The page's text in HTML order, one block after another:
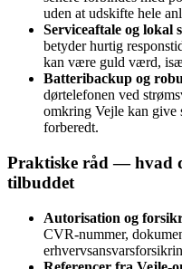
uden at udskifte hele
Serviceaftale og lokal
betyder hurtig
kan være guld værd,
Batteribackup og
dørtelefonen ved
omkring Vejle kan
forberedt.
Praktiske råd — hvad
tilbuddet
Autorisation og
CVR‑nummer,